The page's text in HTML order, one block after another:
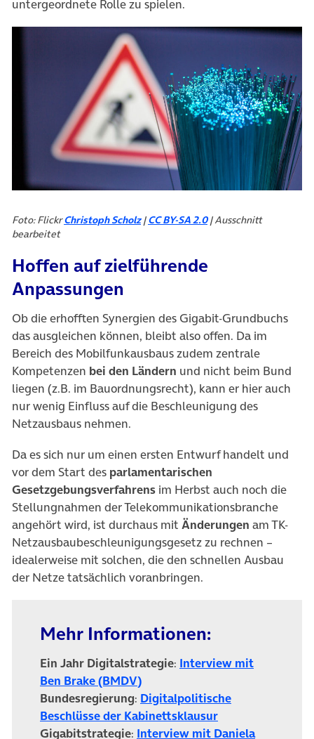
untergeordnete Rolle zu spielen.
Foto: FlickrChristoph Scholz|CC BY-SA 2.0| Ausschnitt
bearbeitet
Hoffen auf zielführende
Anpassungen
Ob die erhofften Synergien des Gigabit-Grundbuchs
das ausgleichen können, bleibt also offen. Da im
Bereich des Mobilfunkausbaus zudem zentrale
Kompetenzen bei den Ländern und nicht beim Bund
liegen (z.B. im Bauordnungsrecht), kann er hier auch
nur wenig Einfluss auf die Beschleunigung des
Netzausbaus nehmen.
Da es sich nur um einen ersten Entwurf handelt und
vor dem Start des parlamentarischen
Gesetzgebungsverfahrens im Herbst auch noch die
Stellungnahmen der Telekommunikationsbranche
angehört wird, ist durchaus mit Änderungen am TK-
Netzausbaubeschleunigungsgesetz zu rechnen –
idealerweise mit solchen, die den schnellen Ausbau
der Netze tatsächlich voranbringen.
Mehr Informationen:
Ein Jahr Digitalstrategie: Interview mit
Ben Brake (BMDV)(öffnet in neuem Tab)
Bundesregierung: Digitalpolitische
Beschlüsse der Kabinettsklausur(öffnet in neuem
Gigabitstrategie: Interview mit Daniela